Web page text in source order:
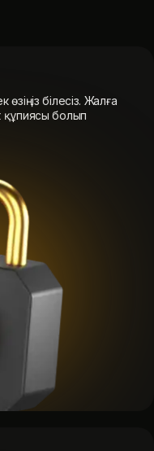
білесіз. Жалға
құпиясы болып